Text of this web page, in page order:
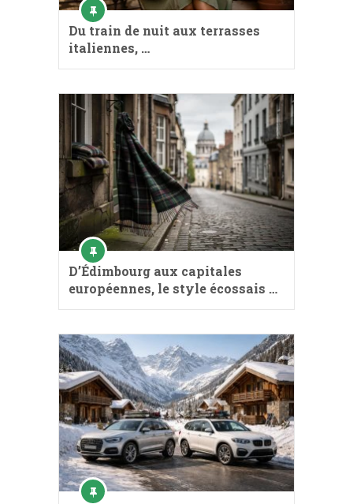
Du train de nuit aux terrasses
italiennes, …
D’Édimbourg aux capitales
européennes, le style écossais …